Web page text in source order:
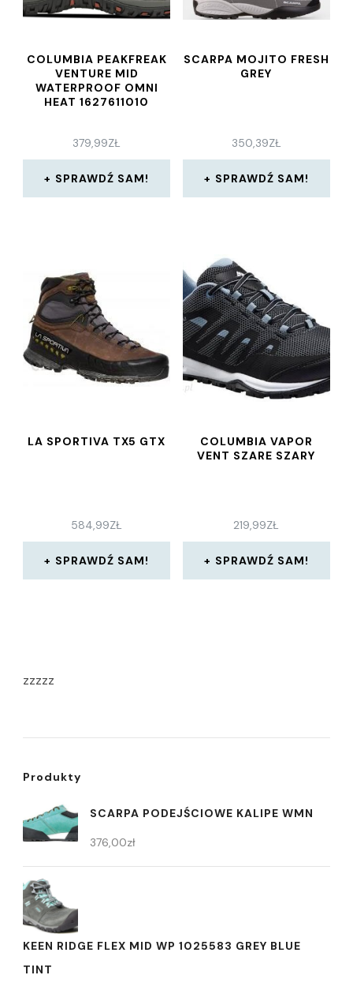
COLUMBIA PEAKFREAK
VENTURE MID
WATERPROOF OMNI
HEAT 1627611010
379,99ZŁ
SPRAWDŹ SAM!
SCARPA MOJITO FRESH
GREY
350,39ZŁ
SPRAWDŹ SAM!
LA SPORTIVA TX5 GTX
584,99ZŁ
SPRAWDŹ SAM!
COLUMBIA VAPOR
VENT SZARE SZARY
219,99ZŁ
SPRAWDŹ SAM!
zzzzz
Produkty
SCARPA PODEJŚCIOWE KALIPE WMN
376,00zł
KEEN RIDGE FLEX MID WP 1025583 GREY BLUE
TINT